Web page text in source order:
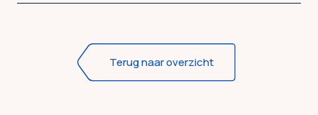
Terug naar overzicht